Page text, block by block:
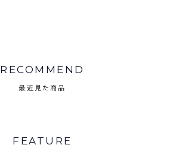
RECOMMEND
最近見た商品
FEATURE